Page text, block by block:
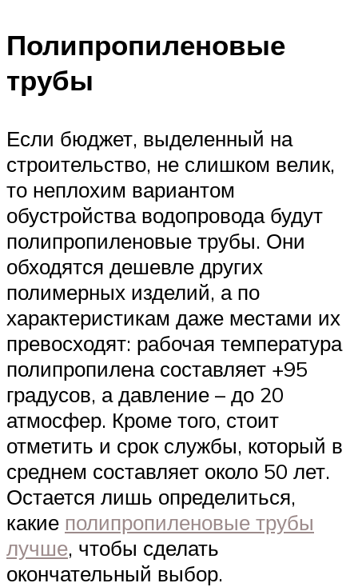
Полипропиленовые
трубы
Если бюджет, выделенный на
строительство, не слишком велик,
то неплохим вариантом
обустройства водопровода будут
полипропиленовые трубы. Они
обходятся дешевле других
полимерных изделий, а по
характеристикам даже местами их
превосходят: рабочая температура
полипропилена составляет +95
градусов, а давление – до 20
атмосфер. Кроме того, стоит
отметить и срок службы, который в
среднем составляет около 50 лет.
Остается лишь определиться,
какие полипропиленовые трубы
лучше, чтобы сделать
окончательный выбор.